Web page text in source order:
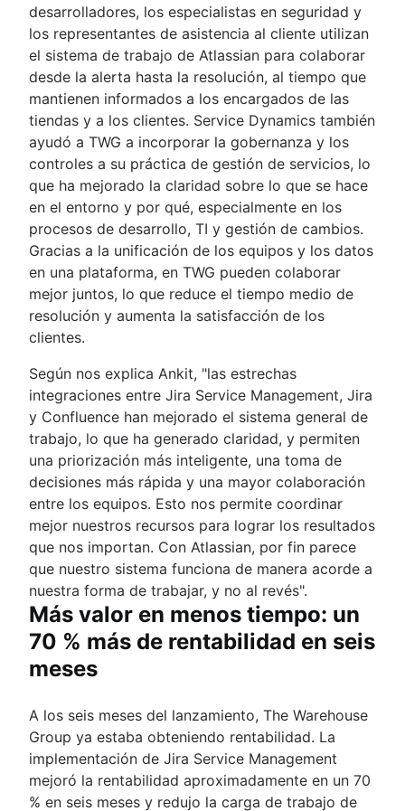
desarrolladores, los especialistas en seguridad y
los representantes de asistencia al cliente utilizan
el sistema de trabajo de Atlassian para colaborar
desde la alerta hasta la resolución, al tiempo que
mantienen informados a los encargados de las
tiendas y a los clientes. Service Dynamics también
ayudó a TWG a incorporar la gobernanza y los
controles a su práctica de gestión de servicios, lo
que ha mejorado la claridad sobre lo que se hace
en el entorno y por qué, especialmente en los
procesos de desarrollo, TI y gestión de cambios.
Gracias a la unificación de los equipos y los datos
en una plataforma, en TWG pueden colaborar
mejor juntos, lo que reduce el tiempo medio de
resolución y aumenta la satisfacción de los
clientes.
Según nos explica Ankit, "las estrechas
integraciones entre Jira Service Management, Jira
y Confluence han mejorado el sistema general de
trabajo, lo que ha generado claridad, y permiten
una priorización más inteligente, una toma de
decisiones más rápida y una mayor colaboración
entre los equipos. Esto nos permite coordinar
mejor nuestros recursos para lograr los resultados
que nos importan. Con Atlassian, por fin parece
que nuestro sistema funciona de manera acorde a
nuestra forma de trabajar, y no al revés".
Más valor en menos tiempo: un
70 % más de rentabilidad en seis
meses
A los seis meses del lanzamiento, The Warehouse
Group ya estaba obteniendo rentabilidad. La
implementación de Jira Service Management
mejoró la rentabilidad aproximadamente en un 70
% en seis meses y redujo la carga de trabajo de